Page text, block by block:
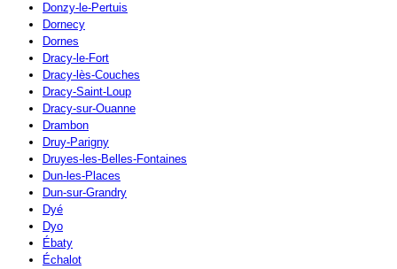
Donzy-le-Pertuis
Dornecy
Dornes
Dracy-le-Fort
Dracy-lès-Couches
Dracy-Saint-Loup
Dracy-sur-Ouanne
Drambon
Druy-Parigny
Druyes-les-Belles-Fontaines
Dun-les-Places
Dun-sur-Grandry
Dyé
Dyo
Ébaty
Échalot